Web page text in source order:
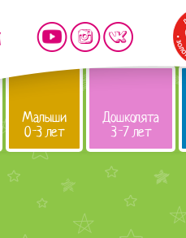
Малыши
0-3 лет
Дошколята
3-7 лет